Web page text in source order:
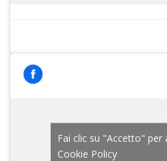
Fai clic su "Accetto" per
Cookie Policy